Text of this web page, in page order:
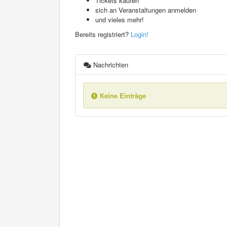
sich an Veranstaltungen anmelden
und vieles mehr!
Bereits registriert? Login!
Nachrichten
Keine Einträge